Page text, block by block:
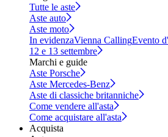
Tutte le aste
Aste auto
Aste moto
In evidenzaVienna CallingEvento
12 e 13 settembre
Marchi e guide
Aste Porsche
Aste Mercedes-Benz
Aste di classiche britanniche
Come vendere all'asta
Come acquistare all'asta
Acquista